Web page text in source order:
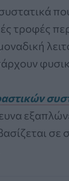
τροφές